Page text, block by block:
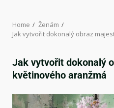
Home
Ženám
Jak vytvořit dokonalý obraz
Jak vytvořit dokonalý
květinového aranžmá